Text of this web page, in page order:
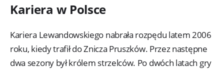
Kariera w Polsce
Kariera Lewandowskiego nabrała rozpędu latem 2006
roku, kiedy trafił do Znicza Pruszków. Przez następne
dwa sezony był królem strzelców. Po dwóch latach gry